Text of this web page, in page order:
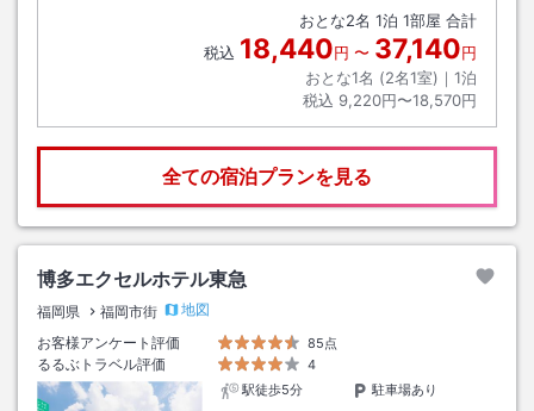
おとな2名 1泊 1部屋 合計
税込 18,440円 〜 37,140円
おとな1名 (2名1室)｜ 1泊
税込 9,220円〜18,570円
全ての宿泊プランを見る
博多エクセルホテル東急
福岡県 福岡市街
地図
お客様アンケート評価
85点
るるぶトラベル評価
4
駅徒歩5分
駐車場あり